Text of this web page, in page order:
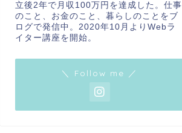
立後2年で月収100万円を達成した。仕事
のこと、お金のこと、暮らしのことをブ
ログで発信中。2020年10月よりWebラ
イター講座を開始。
＼ Follow me ／